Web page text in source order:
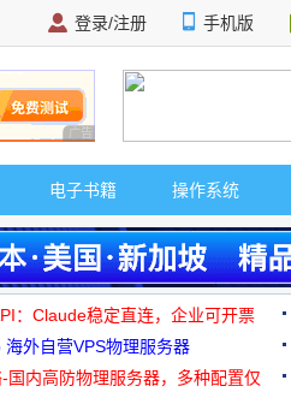
登录/注册 手机版
广告 商业广告，理性选择
电子书籍 操作系统
：Claude稳定直连，企业可开票
海外自营VPS物理服务器
国内高防物理服务器，多种配置仅